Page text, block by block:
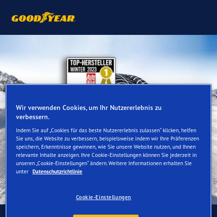
Wir verwenden Cookies, um Ihr Nutzererlebnis zu
verbessern.
Indem Sie auf „Cookies für das beste Nutzererlebnis zulassen“ klicken, helfen
Sie uns, die Website zu verbessern, beispielsweise indem wir Ihre Präferenzen
speichern, Erkenntnisse gewinnen, wie Sie unsere Website nutzen, und Ihnen
relevante Inhalte anzeigen. Ihre Cookie-Einstellungen können Sie jederzeit in
unseren „Cookie-Einstellungen“ ändern. Weitere Informationen erhalten Sie
unter Datenschutzrichtlinie
Cookie-Einstellungen